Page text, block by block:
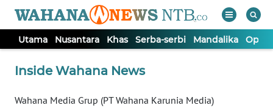
Utama Nusantara Khas Serba-serbi Mandalika Opini
Inside Wahana News
Wahana Media Grup (PT Wahana Karunia Media)
TV
Tutup